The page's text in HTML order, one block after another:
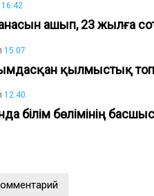
16:42
ашып, 23 жылға
15:07
қылмыстық
12:40
білім бөлімінің